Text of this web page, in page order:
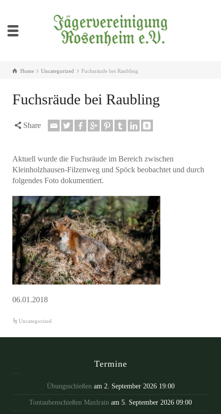
Home Uncategorized Fuchsräude bei Raubling
Fuchsräude bei Raubling
Share
Aktuell wurde die Fuchsräude im Bereich zwischen
Kleinholzhausen-Filzenweg und Spöck beobachtet und durch
folgendes Foto dokumentiert.
06.01.2018
Uncategorized
Termine
Übungsschießen am 2. September 2026 19:00
Tontaubenschießen Maxlrain am 5. September 2026 09:00